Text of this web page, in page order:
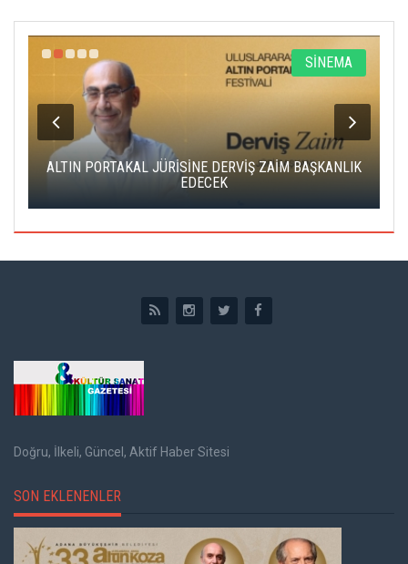
SİNEMA
ALTIN PORTAKAL JÜRİSİNE DERVİŞ ZAİM BAŞKANLIK
EDECEK
Doğru, İlkeli, Güncel, Aktif Haber Sitesi
SON EKLENENLER